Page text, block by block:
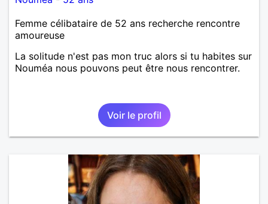
Femme célibataire de 52 ans recherche rencontre
amoureuse
La solitude n'est pas mon truc alors si tu habites sur
Nouméa nous pouvons peut être nous rencontrer.
Voir le profil